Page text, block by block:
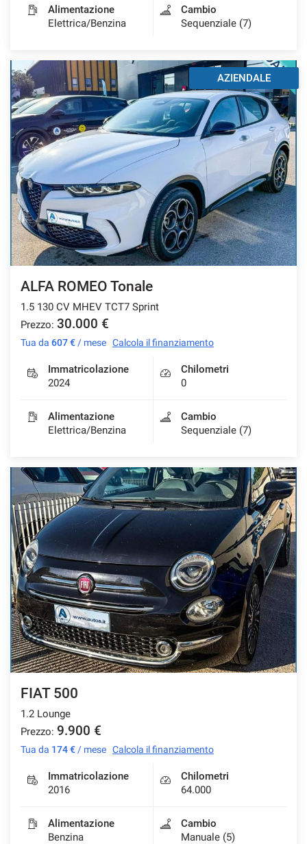
Alimentazione
Elettrica/Benzina
Cambio
Sequenziale (7)
AZIENDALE
ALFA ROMEO Tonale
1.5 130 CV MHEV TCT7 Sprint
Prezzo: 30.000 €
Tua da 607 € / mese Calcola il finanziamento
Immatricolazione
2024
Chilometri
0
Alimentazione
Elettrica/Benzina
Cambio
Sequenziale (7)
FIAT 500
1.2 Lounge
Prezzo: 9.900 €
Tua da 174 € / mese Calcola il finanziamento
Immatricolazione
2016
Chilometri
64.000
Alimentazione
Benzina
Cambio
Manuale (5)